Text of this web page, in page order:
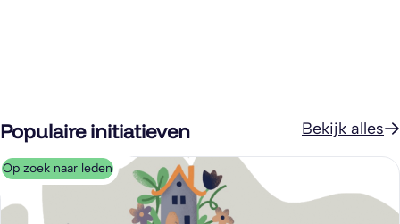
Populaire initiatieven Bekijk alles
Op zoek naar leden